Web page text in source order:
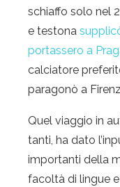
schiaffo solo nel
e testona
portassero a
calciatore
paragonò a
Quel viaggio in
tanti, ha dato
importanti della
facoltà di lingue